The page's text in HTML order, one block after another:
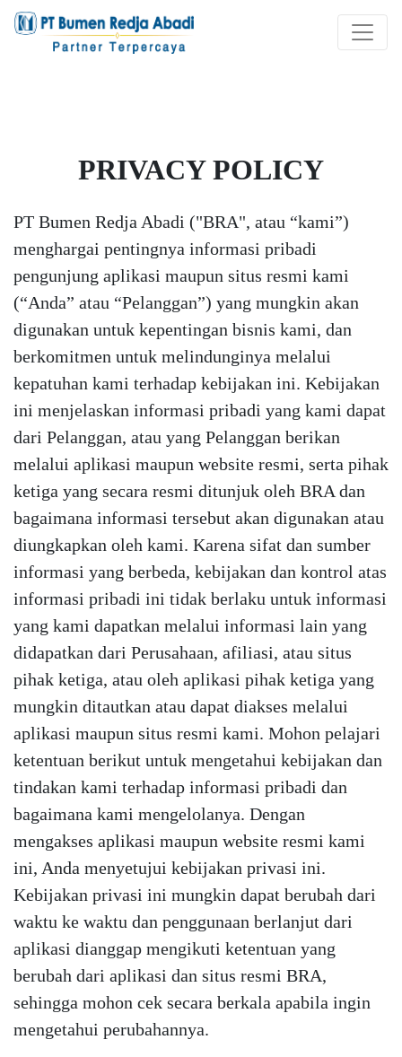
PRIVACY POLICY
PT Bumen Redja Abadi ("BRA", atau “kami”)
menghargai pentingnya informasi pribadi
pengunjung aplikasi maupun situs resmi kami
(“Anda” atau “Pelanggan”) yang mungkin akan
digunakan untuk kepentingan bisnis kami, dan
berkomitmen untuk melindunginya melalui
kepatuhan kami terhadap kebijakan ini. Kebijakan
ini menjelaskan informasi pribadi yang kami dapat
dari Pelanggan, atau yang Pelanggan berikan
melalui aplikasi maupun website resmi, serta pihak
ketiga yang secara resmi ditunjuk oleh BRA dan
bagaimana informasi tersebut akan digunakan atau
diungkapkan oleh kami. Karena sifat dan sumber
informasi yang berbeda, kebijakan dan kontrol atas
informasi pribadi ini tidak berlaku untuk informasi
yang kami dapatkan melalui informasi lain yang
didapatkan dari Perusahaan, afiliasi, atau situs
pihak ketiga, atau oleh aplikasi pihak ketiga yang
mungkin ditautkan atau dapat diakses melalui
aplikasi maupun situs resmi kami. Mohon pelajari
ketentuan berikut untuk mengetahui kebijakan dan
tindakan kami terhadap informasi pribadi dan
bagaimana kami mengelolanya. Dengan
mengakses aplikasi maupun website resmi kami
ini, Anda menyetujui kebijakan privasi ini.
Kebijakan privasi ini mungkin dapat berubah dari
waktu ke waktu dan penggunaan berlanjut dari
aplikasi dianggap mengikuti ketentuan yang
berubah dari aplikasi dan situs resmi BRA,
sehingga mohon cek secara berkala apabila ingin
mengetahui perubahannya.